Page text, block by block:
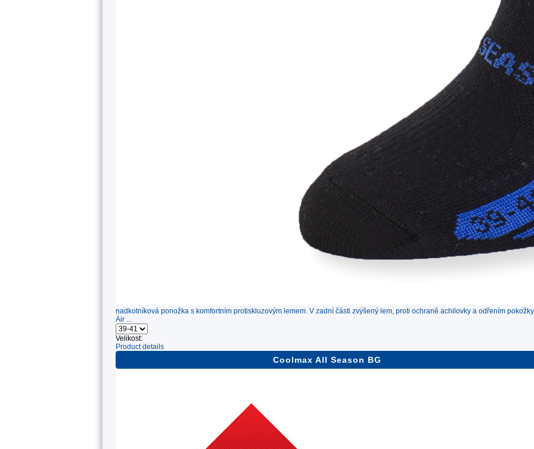
nadkotníková ponožka s komfortním protiskluzovým lemem. V zadní části zvýšený lem, proti ochraně achilovky a odřením
Air ...
Velikost:
Product details
Coolmax All Season BG